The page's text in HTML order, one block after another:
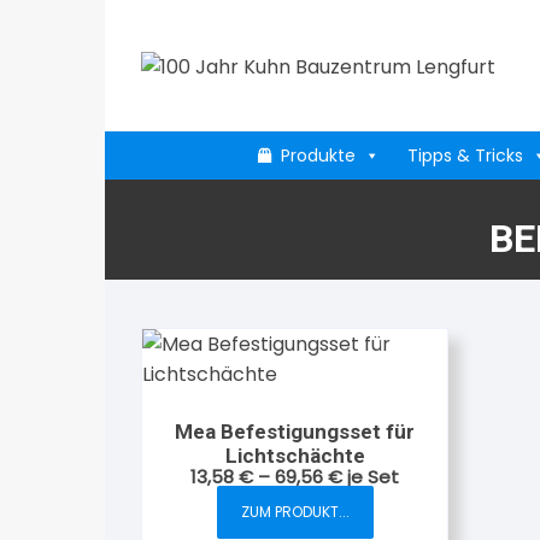
springen
Produkte Tipps & Tricks
Mea Befestigungsset für
Lichtschächte
13,58€–69,56€je Set
ZUM PRODUKT...
Dieses